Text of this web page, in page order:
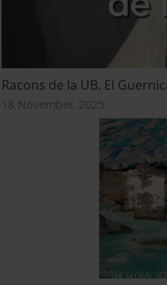
Racons de la UB. El
18 November, 2025